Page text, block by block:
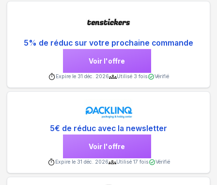
5% de réduc sur votre prochaine commande
Voir l'offre
Expire le 31 déc. 2026 Utilisé 3 fois Vérifié
5€ de réduc avec la newsletter
Voir l'offre
Expire le 31 déc. 2026 Utilisé 17 fois Vérifié